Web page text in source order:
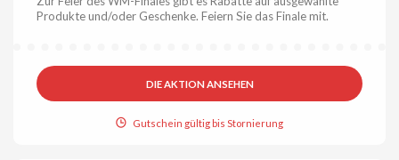
Produkte und/oder Geschenke. Feiern Sie das Finale mit.
DIE AKTION ANSEHEN
Gutschein gültig bis Stornierung